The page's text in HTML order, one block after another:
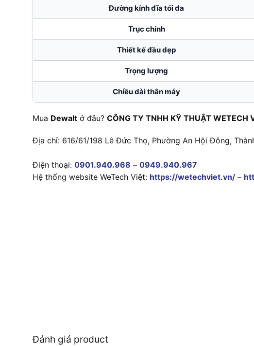
Đường kính đĩa tối đa
Trục chính
Thiết kế đầu dẹp
Trọng lượng
Chiều dài thân máy
Mua Dewalt ở đâu? CÔNG TY TNHH KỸ THUẬT WETECH
Địa chỉ: 616/61/198 Lê Đức Thọ, Phường An Hội Đông,
Điện thoại: 0901.940.968 – 0949.940.967
Hệ thống website WeTech Việt: https://wetechviet.vn/ –
Đánh giá product